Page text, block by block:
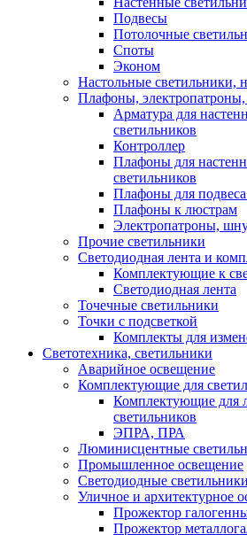
Подвесы
Потолочные
Споты
Эконом
Настольные светильники,
Плафоны,
Арматура для
светильников
Контроллер
Плафоны для
светильников
Плафоны для
Плафоны к люстрам
Электропатроны,
Прочие светильники
Светодиодная лента и
Комплектующие к
Светодиодная лента
Точечные светильники
Точки с подсветкой
Комплекты для
Светотехника, светильники
Аварийное освещение
Комплектующие для
Комплектующие для
светильников
ЭПРА, ПРА
Люминисцентные
Промышленное освещение
Светодиодные светильники
Уличное и архитектурное
Прожектор
Прожектор